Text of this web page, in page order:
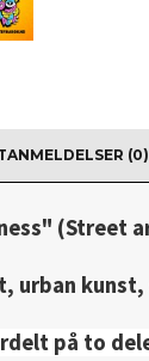
(0)
(Street
urban kunst,
på to